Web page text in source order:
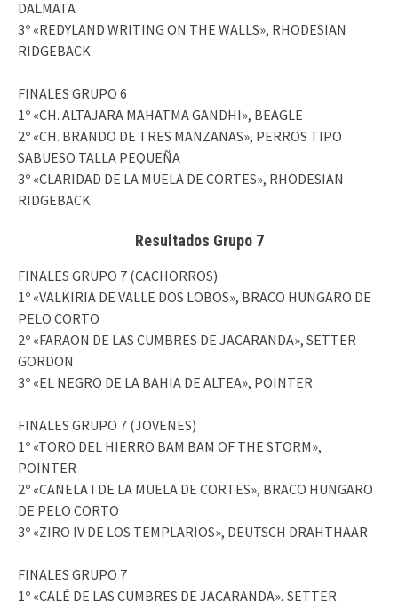
DALMATA
3º «REDYLAND WRITING ON THE WALLS», RHODESIAN
RIDGEBACK
FINALES GRUPO 6
1º «CH. ALTAJARA MAHATMA GANDHI», BEAGLE
2º «CH. BRANDO DE TRES MANZANAS», PERROS TIPO
SABUESO TALLA PEQUEÑA
3º «CLARIDAD DE LA MUELA DE CORTES», RHODESIAN
RIDGEBACK
Resultados Grupo 7
FINALES GRUPO 7 (CACHORROS)
1º «VALKIRIA DE VALLE DOS LOBOS», BRACO HUNGARO DE
PELO CORTO
2º «FARAON DE LAS CUMBRES DE JACARANDA», SETTER
GORDON
3º «EL NEGRO DE LA BAHIA DE ALTEA», POINTER
FINALES GRUPO 7 (JOVENES)
1º «TORO DEL HIERRO BAM BAM OF THE STORM»,
POINTER
2º «CANELA I DE LA MUELA DE CORTES», BRACO HUNGARO
DE PELO CORTO
3º «ZIRO IV DE LOS TEMPLARIOS», DEUTSCH DRAHTHAAR
FINALES GRUPO 7
1º «CALÉ DE LAS CUMBRES DE JACARANDA», SETTER